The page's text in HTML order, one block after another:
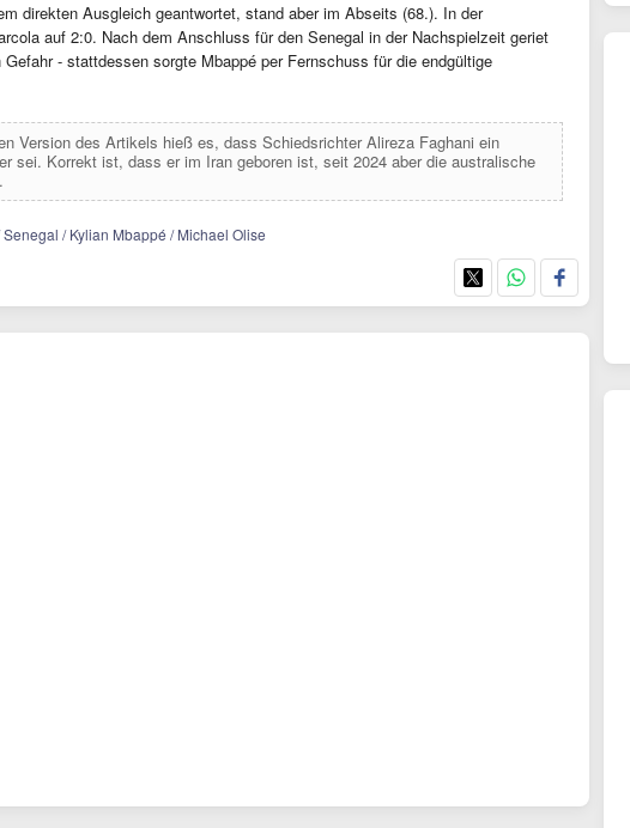
direkten Ausgleich geantwortet, stand aber im Abseits (68.). In der
auf 2:0. Nach dem Anschluss für den Senegal in der Nachspielzeit geriet
- stattdessen sorgte Mbappé per Fernschuss für die endgültige
Version des Artikels hieß es, dass Schiedsrichter Alireza Faghani ein
sei. Korrekt ist, dass er im Iran geboren ist, seit 2024 aber die australische
/ Kylian Mbappé / Michael Olise